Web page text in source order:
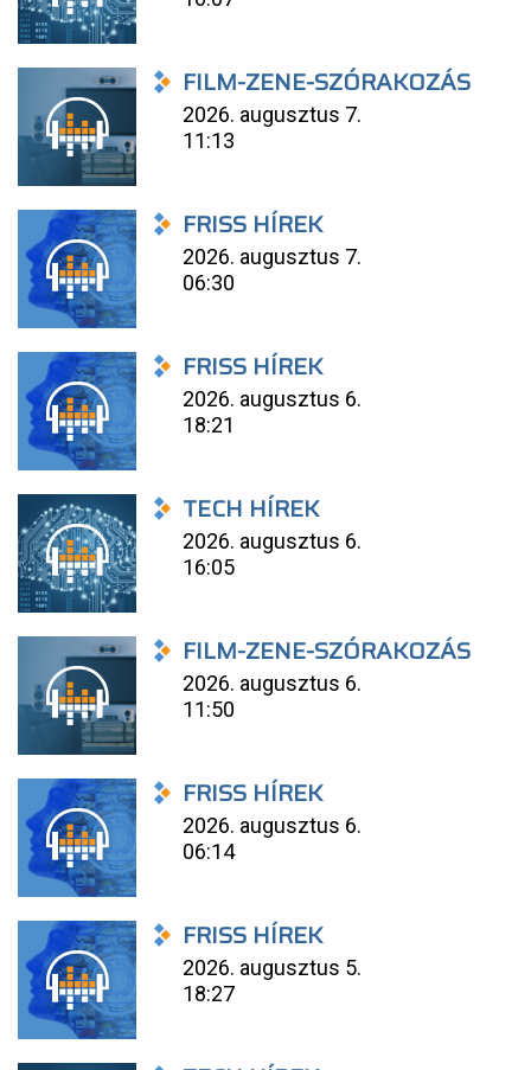
FILM-ZENE-SZÓRAKOZÁS
2026. augusztus 7.
11:13
FRISS HÍREK
2026. augusztus 7.
06:30
FRISS HÍREK
2026. augusztus 6.
18:21
TECH HÍREK
2026. augusztus 6.
16:05
FILM-ZENE-SZÓRAKOZÁS
2026. augusztus 6.
11:50
FRISS HÍREK
2026. augusztus 6.
06:14
FRISS HÍREK
2026. augusztus 5.
18:27